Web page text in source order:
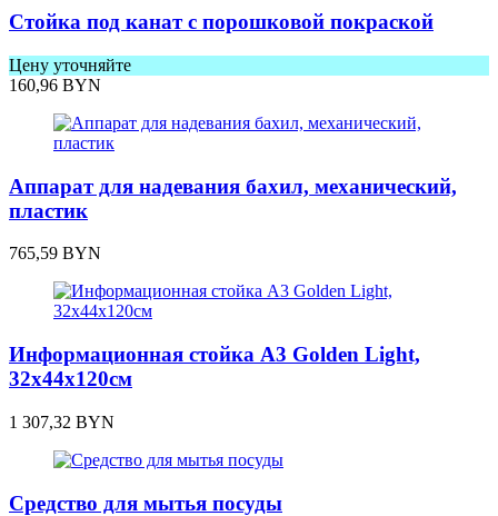
Стойка под канат с порошковой покраской
Цену уточняйте
160,96 BYN
Аппарат для надевания бахил, механический,
пластик
765,59 BYN
Информационная стойка А3 Golden Light,
32х44х120см
1 307,32 BYN
Средство для мытья посуды